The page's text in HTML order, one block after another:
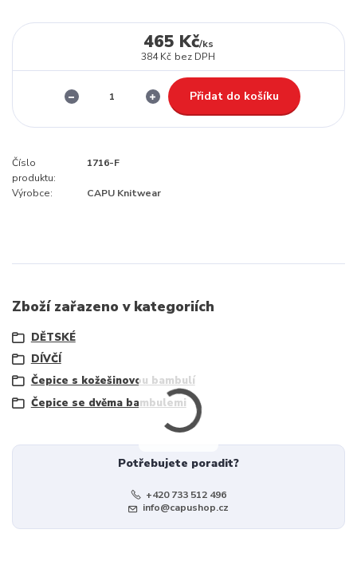
465 Kč/ks
384 Kč bez DPH
Přidat do košíku
Číslo
produktu:
1716-F
Výrobce: CAPU Knitwear
Zboží zařazeno v kategoriích
DĚTSKÉ
DÍVČÍ
Čepice s kožešinovou bambulí
Čepice se dvěma bambulemi
Potřebujete poradit?
+420 733 512 496
info@capushop.cz